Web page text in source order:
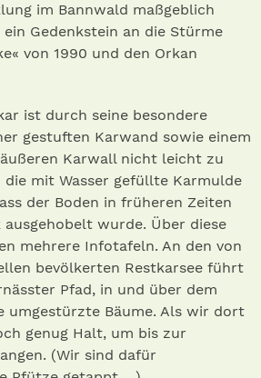
im Bannwald maßgeblich
Gedenkstein an die Stürme
von 1990 und den Orkan
ist durch seine besondere
gestuften Karwand sowie einem
Karwall nicht leicht zu
die mit Wasser gefüllte Karmulde
der Boden in früheren Zeiten
wurde. Über diese
mehrere Infotafeln. An den von
bevölkerten Restkarsee führt
Pfad, in und über dem
umgestürzte Bäume. Als wir dort
genug Halt, um bis zur
(Wir sind dafür